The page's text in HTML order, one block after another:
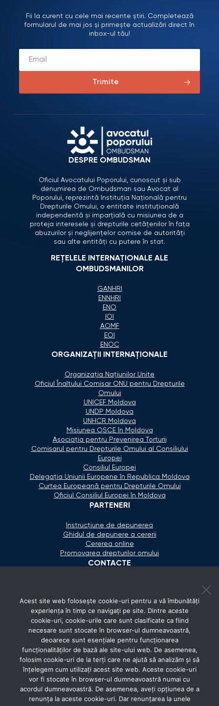
Fii la curent cu cele mai recente știri. Completează
formularul de mai jos și primește actualizări direct în
inbox-ul tău!
Trimite
DESPRE OMBUDSMAN
Oficiul Avocatului Poporului, cunoscut și sub
denumirea de Ombudsman sau Avocat al
Poporului, reprezintă Instituția Națională pentru
Drepturile Omului, o entitate instituțională
independentă și imparțială cu misiunea de a
proteja interesele și drepturile cetățenilor în fața
abuzurilor și neglijențelor comise de autorități
sau alte entități cu putere în stat.
REȚELELE INTERNAȚIONALE ALE
OMBUDSMANILOR
GANHRI
ENNHRI
ENO
IOI
AOMF
EOI
ENOC
ORGANIZAŢII INTERNAŢIONALE
Organizaţia Naţiunilor Unite
Oficiul Înaltului Comisar ONU pentru Drepturile
Omului
UNICEF Moldova
UNDP Moldova
UNHCR Moldova
Misiunea OSCE în Moldova
Asociaţia pentru Prevenirea Torturii
Comisarul pentru Drepturile Omului al Consiliului
Europei
Consiliul Europei
Delegaţia Uniunii Europene în Republica Moldova
Curtea Europeană pentru Drepturile Omului
Oficiul Consiliul Europei în Moldova
PARTENERI
Instrucțiune de depunerea
Ghidul de depunere a cererii
Cererea online
Promovarea drepturilor omului
CONTACTE
secretariat@ombudsman.md
Strada Calea Ieşilor 11/3, Chişinău
Luni - Vineri: 08:00 - 17:00
REȚELE SOCIALE
Acest site web folosește cookie-uri pentru a vă îmbunătăți
experiența în timp ce navigați pe site. Dintre aceste
cookie-uri, cookie-urile care sunt clasificate ca fiind
necesare sunt stocate în browser-ul dumneavoastră,
deoarece sunt esențiale pentru funcționarea
funcționalităților de bază ale site-ului web. De asemenea,
folosim cookie-uri de la terți care ne ajută să analizăm și să
înțelegem cum utilizați acest site web. Aceste cookie-uri
vor fi stocate în browser-ul dumneavoastră numai cu
acordul dumneavoastră. De asemenea, aveți opțiunea de a
renunța la aceste cookie-uri. Dar renunțarea la unele